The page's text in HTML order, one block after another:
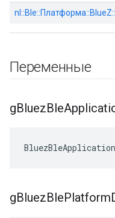
Переменные
gBluezBle
gBluezBlePlatform